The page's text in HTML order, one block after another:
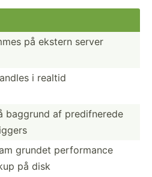
på ekstern server
i realtid
baggrund af predif­nerede
grundet perfor­mance
på disk